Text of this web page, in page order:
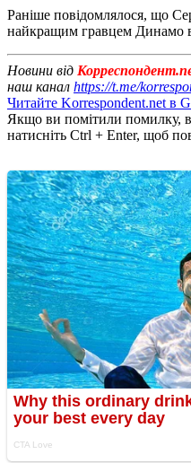
Раніше повідомлялося, що
найкращим гравцем Динамо в
Новини від
наш канал https://t.me/
Читайте Korrespondent.net в
Якщо ви помітили помилку,
натисніть Ctrl + Enter, щоб